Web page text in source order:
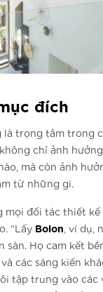
đích
là trọng tâm trong
chỉ ảnh
mà còn ảnh
từ những gì.
mọi đối tác thiết kế
“Lấy Bolon , ví dụ,
sàn. Họ cam kết
các sáng kiến
tập trung vào các